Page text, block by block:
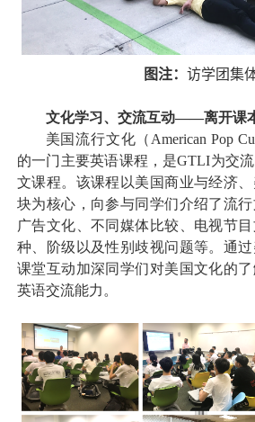
图注： 访学团集
文化学习、交流互动——离开课
美国流行文化（ American Pop
的一门主要英语课程，是GTLI为交
文课程。该课程以美国商业与经济
块为核心，向参与同学们介绍了流行
广告文化、不同媒体比较、电视节
种、阶级以及性别歧视问题等。通过
课堂互动加深同学们对美国文化的
英语交流能力。